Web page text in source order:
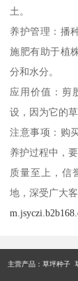
土。
养护管理：播
施肥有助于植
分和水分。
应用价值：剪
设，因为它的
注意事项：购
养护过程中，
质量至上，信
地，深受广大
主营产品： 草坪种子